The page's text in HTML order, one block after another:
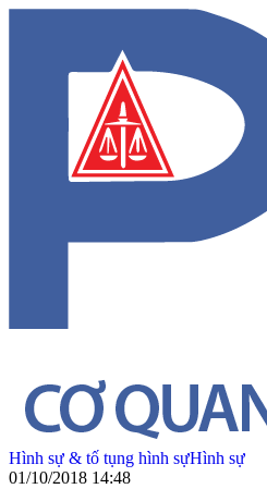
Hình sự & tố tụng hình sựHình sự
01/10/2018 14:48